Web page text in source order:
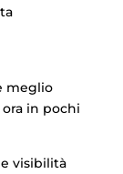
meglio
in pochi
visibilità